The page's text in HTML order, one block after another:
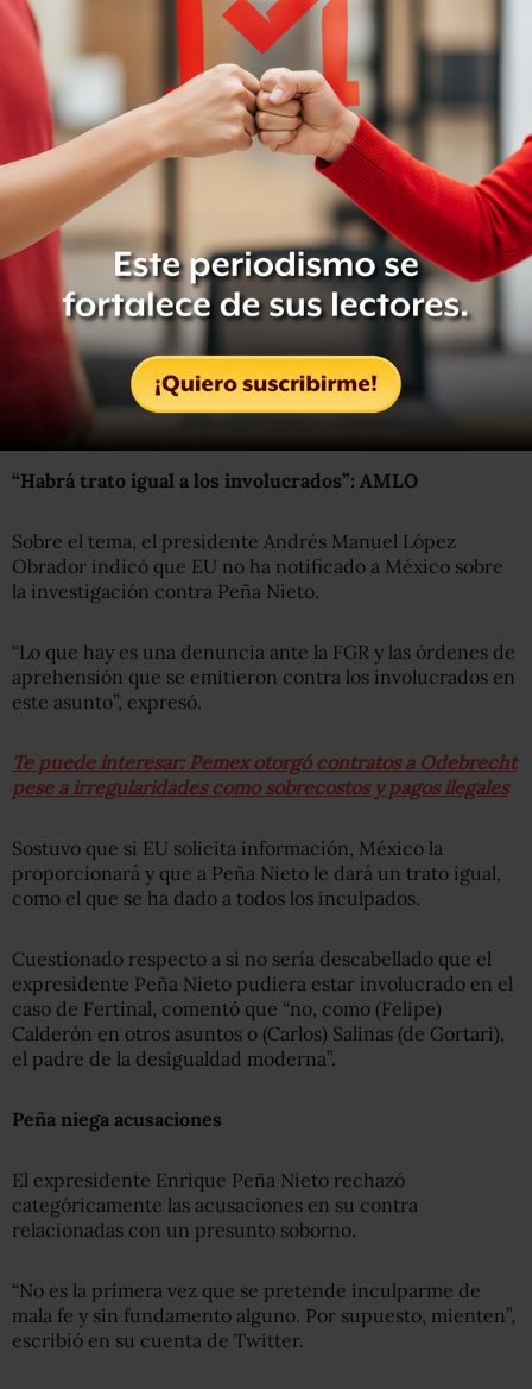
se pagó el soborno”, argumentó el informante en
declaración la SEC.
Al cotizar en la Bolsa de Valores de Estados Unidos,
Pemex se sujeta a las leyes de la Unión Americana. En
este caso, el presunto soborno a Peña Nieto es
investigado por posible detrimento en el patrimonio de
Pemex y tenedores de bonos.
Además, según parte de lo declarado por el demandante,
el sistema bancario de Estados Unidos fue “utilizado”
para facilitar, vía cuentas en ese país, los pagos por
soborno.
Lee: Gobierno de AMLO asciende a funcionario de Pemex
que validó contratos a Odebrecht
“Habrá trato igual a los involucrados”: AMLO
Sobre el tema, el presidente Andrés Manuel López
Obrador indicó que EU no ha notificado a México sobre
la investigación contra Peña Nieto.
“Lo que hay es una denuncia ante la FGR y las órdenes de
aprehensión que se emitieron contra los involucrados en
este asunto”, expresó.
Te puede interesar: Pemex otorgó contratos a Odebrecht
pese a irregularidades como sobrecostos y pagos ilegales
Sostuvo que si EU solicita información, México la
proporcionará y que a Peña Nieto le dará un trato igual,
como el que se ha dado a todos los inculpados.
Cuestionado respecto a si no sería descabellado que el
expresidente Peña Nieto pudiera estar involucrado en el
caso de Fertinal, comentó que “no, como (Felipe)
Calderón en otros asuntos o (Carlos) Salinas (de Gortari),
el padre de la desigualdad moderna”.
Peña niega acusaciones
El expresidente Enrique Peña Nieto rechazó
categóricamente las acusaciones en su contra
relacionadas con un presunto soborno.
“No es la primera vez que se pretende inculparme de
mala fe y sin fundamento alguno. Por supuesto, mienten”,
escribió en su cuenta de Twitter.